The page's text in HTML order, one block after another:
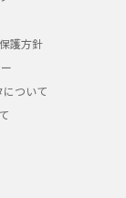
護方針
ついて